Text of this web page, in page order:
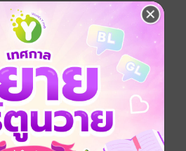
ภัยด้วยนะคะ
นหัวข้อที่คุณกำลังชมค่ะ